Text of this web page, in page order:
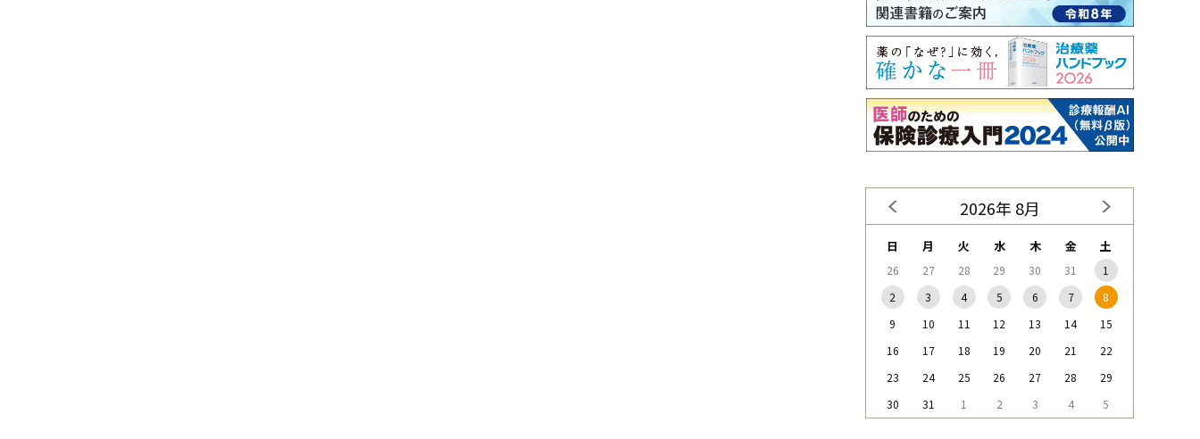
2026年 8月
日 月 火 水 木 金 土
26 27 28 29 30 31
1
2
3 4 5 6 7
8
9
10 11 12 13 14
15
16
17 18 19 20 21
22
23
24 25 26 27 28
29
30
31 1 2 3 4 5